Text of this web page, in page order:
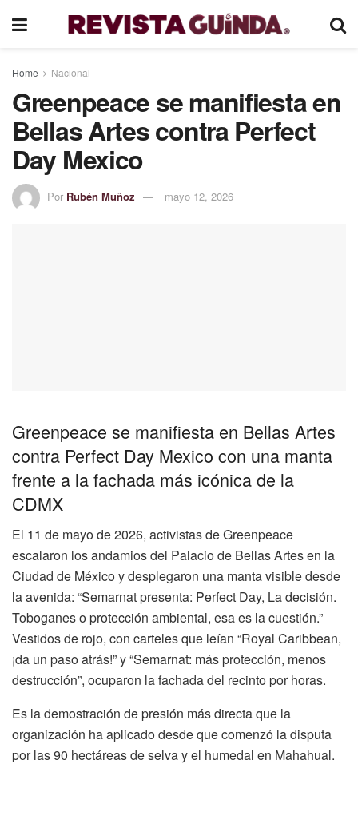
Home Nacional
Greenpeace se manifiesta en
Bellas Artes contra Perfect
Day Mexico
Por Rubén Muñoz mayo 12, 2026
Greenpeace se manifiesta en Bellas Artes
contra Perfect Day Mexico con una manta
frente a la fachada más icónica de la
CDMX
El 11 de mayo de 2026, activistas de Greenpeace
escalaron los andamios del Palacio de Bellas Artes en la
Ciudad de México y desplegaron una manta visible desde
la avenida: “Semarnat presenta: Perfect Day, La decisión.
Toboganes o protección ambiental, esa es la cuestión.”
Vestidos de rojo, con carteles que leían “Royal Caribbean,
¡da un paso atrás!” y “Semarnat: más protección, menos
destrucción”, ocuparon la fachada del recinto por horas.
Es la demostración de presión más directa que la
organización ha aplicado desde que comenzó la disputa
por las 90 hectáreas de selva y el humedal en Mahahual.